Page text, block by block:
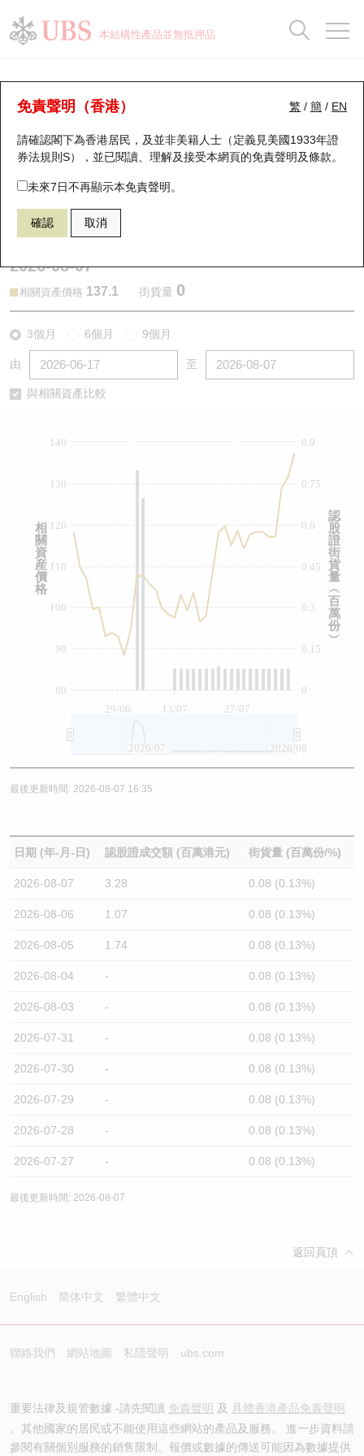
本結構性產品並無抵押品
繁 / 簡 / EN
免責聲明（香港）
請確認閣下為香港居民，及並非美籍人士（定義見美國1933年證
券法規則S），並已閱讀、理解及接受本網頁的免責聲明及條款。
未來7日不再顯示本免責聲明。
確認 取消
認股證分析儀
表現 街貨統計 比較
13857 瑞銀認購 2259 紫金黃金國際
2026-08-07
相關資產價格 137.1 街貨量 0
3個月 6個月 9個月
由 至
與相關資產比較
29/06 13/07 27/07
0
0.15
0.3
0.45
0.6
0.75
0.9
80
90
100
110
120
130
140
2026/07 2026/08
認
股
證
街
貨
量
︵
百
萬
份
︶
相
關
資
産
價
格
最後更新時間: 2026-08-07 16:35
日期 (年-月-日) 認股證成交額 (百萬港元) 街貨量 (百萬份/%)
2026-08-07 3.28 0.08 (0.13%)
2026-08-06 1.07 0.08 (0.13%)
2026-08-05 1.74 0.08 (0.13%)
2026-08-04 - 0.08 (0.13%)
2026-08-03 - 0.08 (0.13%)
2026-07-31 - 0.08 (0.13%)
2026-07-30 - 0.08 (0.13%)
2026-07-29 - 0.08 (0.13%)
2026-07-28 - 0.08 (0.13%)
2026-07-27 - 0.08 (0.13%)
最後更新時間: 2026-08-07
返回頁頂
English 简体中文 繁體中文
聯絡我們 網站地圖 私隱聲明 ubs.com
重要法律及規管數據 -請先閱讀 免責聲明 及 具體香港產品免責聲明
。其他國家的居民或不能使用這些網站的產品及服務。 進一步資料請
參閱有關個別服務的銷售限制。報價或數據的傳送可能因為數據提供
瑞銀認股證一覽
新發行瑞銀認股證
即將到期認股證
認股證到期結算價查詢
認股證分析儀
認股證/牛熊證日誌
街貨統計
比較
牛熊全景快搜
牛熊證搜尋
牛熊證街貨分佈圖
正股牛熊證列表
新發行瑞銀牛熊證
牛熊證到期結算價查詢
牛熊證文件及公告 (瑞信)
街貨統計
比較
十大升幅/跌幅
十大認股證成交分佈
十天股證佔大市成交
資金流
街貨統計
正股分析儀
二十大活躍股份
恒指成份股
國指成份股
科指成份股
中資ETFs溢價比較
收市競價變化
持股比重
顯示所有持股比重
每月輪證大市專題
輪證專欄
講座及教育短片
認股證投資者教育
牛熊證投資者教育